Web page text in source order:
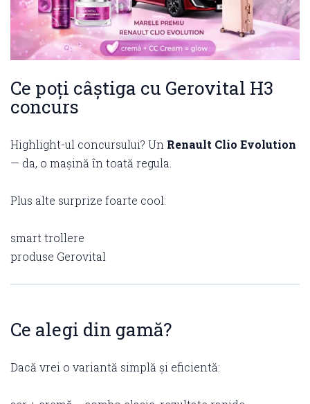
Ce poți câștiga cu Gerovital H3
concurs
Highlight-ul concursului? Un Renault Clio Evolution
— da, o mașină în toată regula.
Plus alte surprize foarte cool:
smart trollere
produse Gerovital
Ce alegi din gamă?
Dacă vrei o variantă simplă și eficientă: